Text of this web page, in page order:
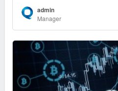
admin
Manager